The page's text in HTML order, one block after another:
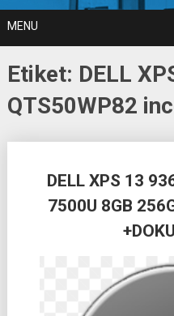
MENU
Etiket: DELL
QTS50WP82
DELL XPS 13
7500U 8GB
navigation